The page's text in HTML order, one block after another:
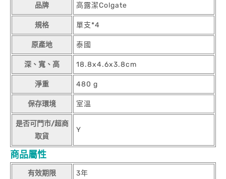
品牌 高露潔Colgate
規格 單支*4
原產地 泰國
深、寬、高 18.8x4.6x3.8cm
淨重 480 g
保存環境 室溫
是否可門市/超商
取貨
Y
商品屬性
有效期限 3年